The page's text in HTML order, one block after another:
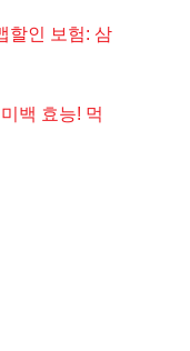
할인 보험: 삼
백 효능! 먹